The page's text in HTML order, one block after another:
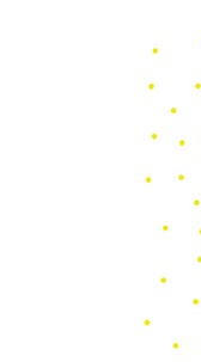
36 말린
37 척
38 어
39 일
40 가
41 고
7장 내
Q1 별
Q2 짝
Q3 체